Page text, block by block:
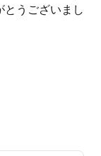
とうございまし